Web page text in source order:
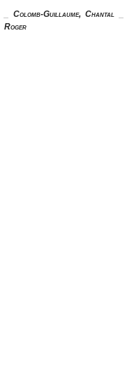
_Colomb-Guillaume, Chantal
Roger